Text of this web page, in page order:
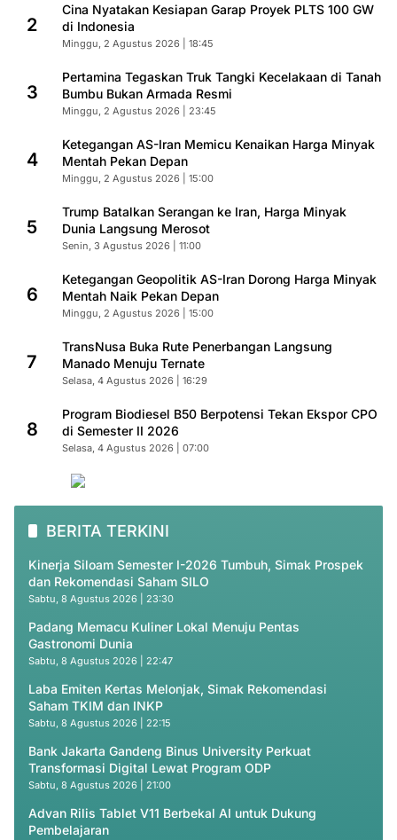
2
Cina Nyatakan Kesiapan Garap Proyek PLTS 100 GW
di Indonesia
Minggu, 2 Agustus 2026 | 18:45
3
Pertamina Tegaskan Truk Tangki Kecelakaan di Tanah
Bumbu Bukan Armada Resmi
Minggu, 2 Agustus 2026 | 23:45
4
Ketegangan AS-Iran Memicu Kenaikan Harga Minyak
Mentah Pekan Depan
Minggu, 2 Agustus 2026 | 15:00
5
Trump Batalkan Serangan ke Iran, Harga Minyak
Dunia Langsung Merosot
Senin, 3 Agustus 2026 | 11:00
6
Ketegangan Geopolitik AS-Iran Dorong Harga Minyak
Mentah Naik Pekan Depan
Minggu, 2 Agustus 2026 | 15:00
7
TransNusa Buka Rute Penerbangan Langsung
Manado Menuju Ternate
Selasa, 4 Agustus 2026 | 16:29
8
Program Biodiesel B50 Berpotensi Tekan Ekspor CPO
di Semester II 2026
Selasa, 4 Agustus 2026 | 07:00
BERITA TERKINI
Kinerja Siloam Semester I-2026 Tumbuh, Simak Prospek
dan Rekomendasi Saham SILO
Sabtu, 8 Agustus 2026 | 23:30
Padang Memacu Kuliner Lokal Menuju Pentas
Gastronomi Dunia
Sabtu, 8 Agustus 2026 | 22:47
Laba Emiten Kertas Melonjak, Simak Rekomendasi
Saham TKIM dan INKP
Sabtu, 8 Agustus 2026 | 22:15
Bank Jakarta Gandeng Binus University Perkuat
Transformasi Digital Lewat Program ODP
Sabtu, 8 Agustus 2026 | 21:00
Advan Rilis Tablet V11 Berbekal AI untuk Dukung
Pembelajaran